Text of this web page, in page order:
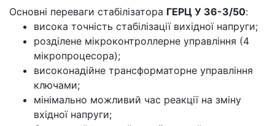
Основні переваги стабілізатора ГЕРЦ У 36-3/50:
висока точність стабілізації вихідної напруги;
розділене мікроконтроллерне управління (4
мікропроцесора);
високонадійне трансформаторне управління
ключами;
мінімально можливий час реакції на зміну
вхідної напруги;